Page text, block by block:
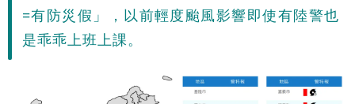
=有防災假」，以前輕度颱風影響即使有陸警也
是乖乖上班上課。